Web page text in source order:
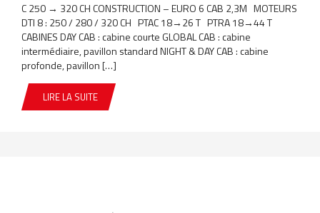
C 250 → 320 CH CONSTRUCTION – EURO 6 CAB 2,3M MOTEURS
DTI 8 : 250 / 280 / 320 CH PTAC 18→26 T PTRA 18→44 T
CABINES DAY CAB : cabine courte GLOBAL CAB : cabine
intermédiaire, pavillon standard NIGHT & DAY CAB : cabine
profonde, pavillon […]
LIRE LA SUITE